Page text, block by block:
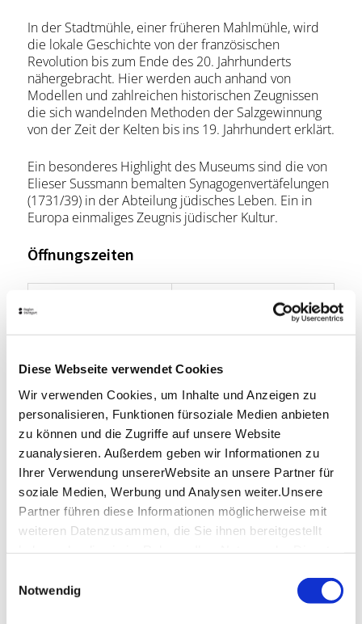
Diese Webseite verwendet Cookies
Wir verwenden Cookies, um Inhalte und Anzeigen zu
personalisieren, Funktionen fürsoziale Medien anbieten
zu können und die Zugriffe auf unsere Website
zuanalysieren. Außerdem geben wir Informationen zu
Ihrer Verwendung unsererWebsite an unsere Partner für
soziale Medien, Werbung und Analysen weiter.Unsere
Partner führen diese Informationen möglicherweise mit
weiteren Datenzusammen, die Sie ihnen bereitgestellt
Impressum
Notwendig
In der Stadtmühle, einer früheren Mahlmühle, wird
die lokale Geschichte von der französischen
Revolution bis zum Ende des 20. Jahrhunderts
nähergebracht. Hier werden auch anhand von
Modellen und zahlreichen historischen Zeugnissen
die sich wandelnden Methoden der Salzgewinnung
von der Zeit der Kelten bis ins 19. Jahrhundert erklärt.
Ein besonderes Highlight des Museums sind die von
Elieser Sussmann bemalten Synagogenvertäfelungen
(1731/39) in der Abteilung jüdisches Leben. Ein in
Europa einmaliges Zeugnis jüdischer Kultur.
Öffnungszeiten
Dienstag
10:00 - 17:00
Mittwoch
10:00 - 17:00
Donnerstag
10:00 - 17:00
Freitag
10:00 - 17:00
Samstag
10:00 - 17:00
Sonntag
10:00 - 17:00
Öffnungszeiten von Google
Lage & Kontakt